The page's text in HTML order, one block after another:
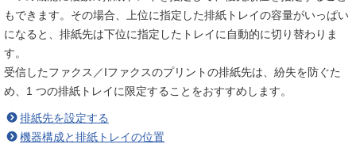
もできます。その場合、上位に指定した排紙トレイの容量がいっぱい
になると、排紙先は下位に指定したトレイに自動的に切り替わりま
す。
受信したファクス／Iファクスのプリントの排紙先は、紛失を防ぐた
め、1 つの排紙トレイに限定することをおすすめします。
排紙先を設定する
機器構成と排紙トレイの位置